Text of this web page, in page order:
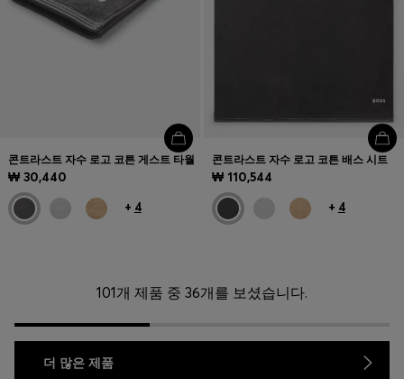
콘트라스트 자수 로고 코튼 게스트 타월
₩ 30,440
+ 4
콘트라스트 자수 로고 코튼 배스 시트
₩ 110,544
+ 4
101개 제품 중 36개를 보셨습니다.
더 많은 제품